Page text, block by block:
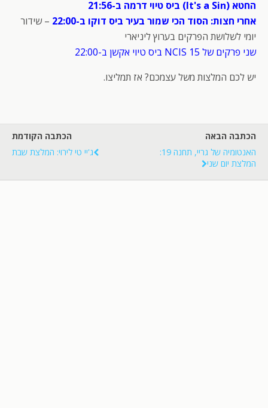
החטא (It's a Sin) ביס טיוי דרמה ב-21:56
אחרי חצות: הסוד הכי שמור בעיר ביס דוקו ב-22:00
– שידור
יומי לשלושת הפרקים בערוץ ליניארי
שני פרקים של NCIS 15 ביס טיוי אקשן ב-22:00
יש לכם המלצות משל עצמכם? אז תמליצו.
הכתבה הקודמת
ג'יי טי לירוי: המלצת שבת
הכתבה הבאה
האנטומיה של גריי, תחנה 19:
המלצת יום שני